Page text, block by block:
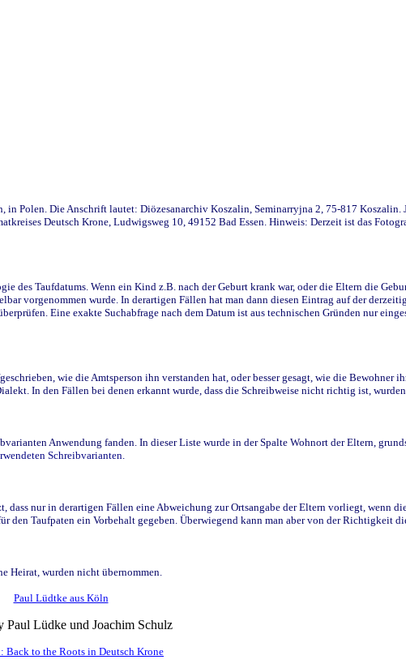
Polen. Die Anschrift lautet: Diözesanarchiv Koszalin, Seminarryjna 2, 75-817 Koszalin.
Deutsch Krone, Ludwigsweg 10, 49152 Bad Essen. Hinweis: Derzeit ist das
des Taufdatums. Wenn ein Kind z.B. nach der Geburt krank war, oder die Eltern die
vorgenommen wurde. In derartigen Fällen hat man dann diesen Eintrag auf der
Eine exakte Suchabfrage nach dem Datum ist aus technischen Gründen nur
wie die Amtsperson ihn verstanden hat, oder besser gesagt, wie die Bewohner
In den Fällen bei denen erkannt wurde, dass die Schreibweise nicht richtig ist,
Anwendung fanden. In dieser Liste wurde in der Spalte Wohnort der Eltern,
Schreibvarianten.
nur in derartigen Fällen eine Abweichung zur Ortsangabe der Eltern vorliegt, wenn
Taufpaten ein Vorbehalt gegeben. Überwiegend kann man aber von der Richtigkeit
Heirat, wurden nicht übernommen.
Paul Lüdtke aus Köln
Paul Lüdke und Joachim Schulz
Back to the Roots in Deutsch Krone